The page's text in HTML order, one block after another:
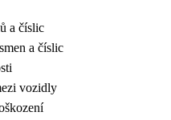
a číslic
a číslic
vozidly